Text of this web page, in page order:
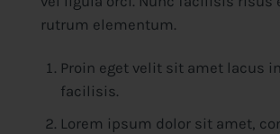
rutrum elementum.
Proin eget velit sit amet lacus
facilisis.
Lorem ipsum dolor sit amet,